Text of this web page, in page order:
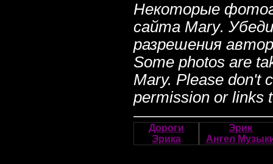
Некоторые
сайта Mary.
разрешения
Some photos are
Mary. Please don't
permission or links
Дороги
Эрика
Эрик
Ангел